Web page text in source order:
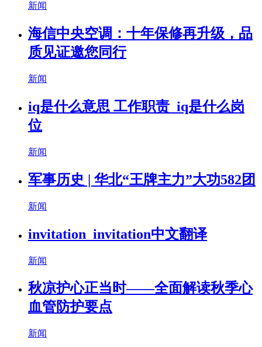
新闻
海信中央空调：十年保修再升级，品
质见证邀您同行
新闻
iq是什么意思 工作职责_iq是什么岗
位
新闻
军事历史 | 华北“王牌主力”大功582团
新闻
invitation_invitation中文翻译
新闻
秋凉护心正当时——全面解读秋季心
血管防护要点
新闻